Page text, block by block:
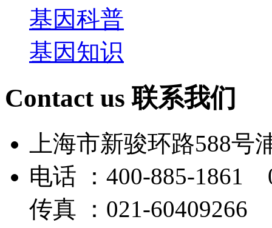
基因科普
基因知识
Contact us 联系我们
上海市新骏环路588
电话 ：400-885-1861
传真 ：021-60409266